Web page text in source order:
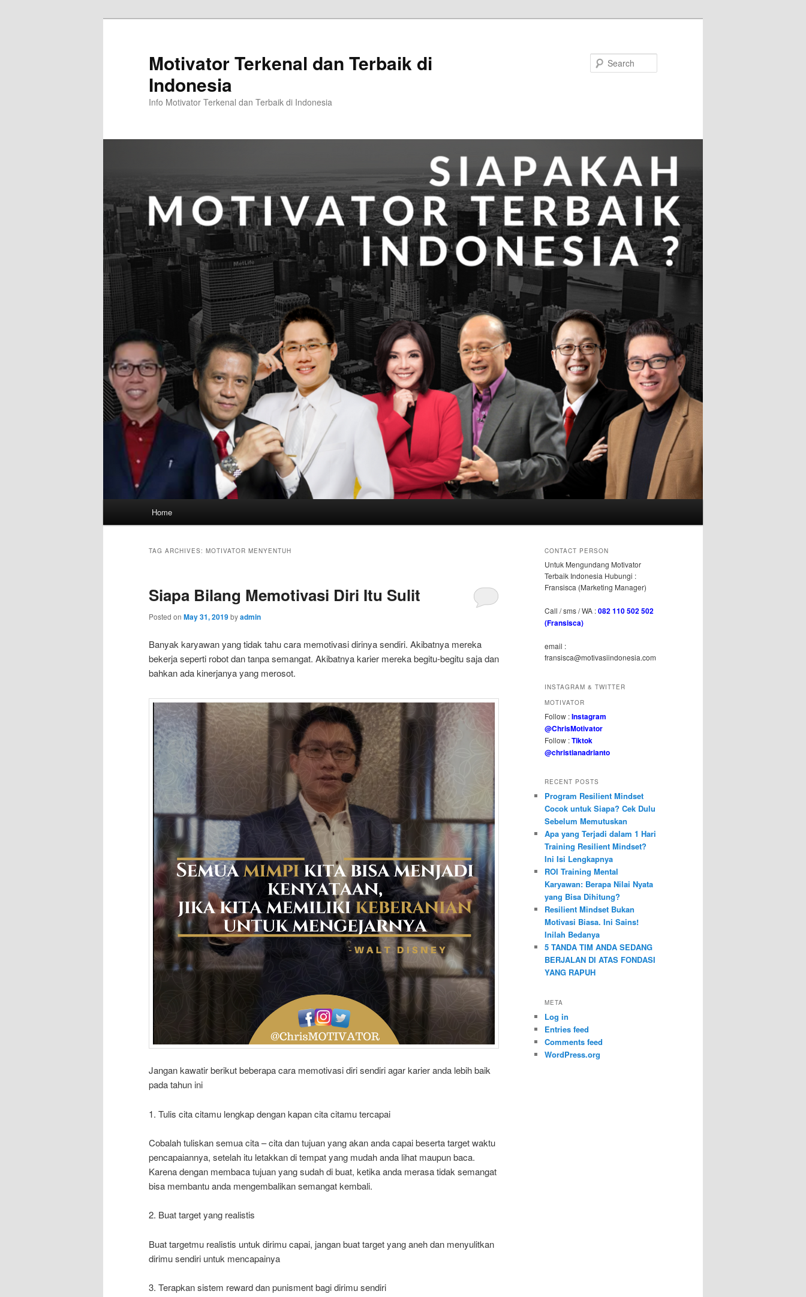
Motivator Terkenal dan Terbaik di
Indonesia
Info Motivator Terkenal dan Terbaik di Indonesia
Home
TAG ARCHIVES: MOTIVATOR MENYENTUH
Siapa Bilang Memotivasi Diri Itu Sulit
Posted on May 31, 2019byadmin
Banyak karyawan yang tidak tahu cara memotivasi dirinya sendiri. Akibatnya mereka
bekerja seperti robot dan tanpa semangat. Akibatnya karier mereka begitu-begitu saja dan
bahkan ada kinerjanya yang merosot.
Jangan kawatir berikut beberapa cara memotivasi diri sendiri agar karier anda lebih baik
pada tahun ini
1. Tulis cita citamu lengkap dengan kapan cita citamu tercapai
Cobalah tuliskan semua cita – cita dan tujuan yang akan anda capai beserta target waktu
pencapaiannya, setelah itu letakkan di tempat yang mudah anda lihat maupun baca.
Karena dengan membaca tujuan yang sudah di buat, ketika anda merasa tidak semangat
bisa membantu anda mengembalikan semangat kembali.
2. Buat target yang realistis
Buat targetmu realistis untuk dirimu capai, jangan buat target yang aneh dan menyulitkan
dirimu sendiri untuk mencapainya
3. Terapkan sistem reward dan punisment bagi dirimu sendiri
CONTACT PERSON
Untuk Mengundang Motivator
Terbaik Indonesia Hubungi :
Fransisca (Marketing Manager)
Call / sms / WA :082 110 502 502
(Fransisca)
email :
fransisca@motivasiindonesia.com
INSTAGRAM & TWITTER
MOTIVATOR
Follow :Instagram
@ChrisMotivator
Follow :Tiktok
@christianadrianto
RECENT POSTS
Program Resilient Mindset
Cocok untuk Siapa? Cek Dulu
Sebelum Memutuskan
Apa yang Terjadi dalam 1 Hari
Training Resilient Mindset?
Ini Isi Lengkapnya
ROI Training Mental
Karyawan: Berapa Nilai Nyata
yang Bisa Dihitung?
Resilient Mindset Bukan
Motivasi Biasa. Ini Sains!
Inilah Bedanya
5 TANDA TIM ANDA SEDANG
BERJALAN DI ATAS FONDASI
YANG RAPUH
META
Log in
Entries feed
Comments feed
WordPress.org